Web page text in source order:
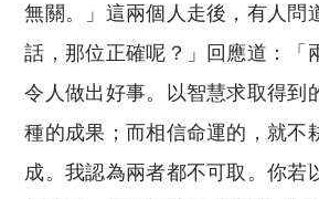
無關。」這兩個人走後，有人問
話，那位正確呢？」回應道：「
令人做出好事。以智慧求取得到
種的成果；而相信命運的，就不
成。我認為兩者都不可取。你若